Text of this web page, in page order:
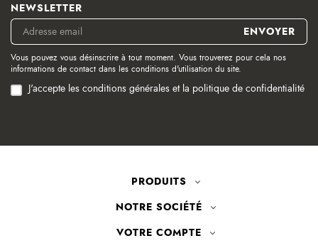
NEWSLETTER
Vous pouvez vous désinscrire à tout moment. Vous trouverez pour cela nos
informations de contact dans les conditions d'utilisation du site.
J'accepte les conditions générales et la politique de confidentialité
PRODUITS
NOTRE SOCIÉTÉ
VOTRE COMPTE